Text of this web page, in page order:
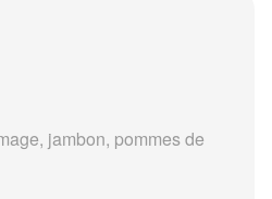
jambon, pommes de